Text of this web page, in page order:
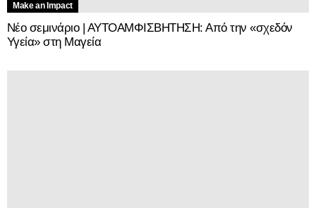
Make an Impact
Νέο σεμινάριο | ΑΥΤΟΑΜΦΙΣΒΗΤΗΣΗ: Από την «σχεδόν
Υγεία» στη Μαγεία